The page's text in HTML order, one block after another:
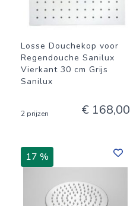
Losse Douchekop voor
Regendouche Sanilux
Vierkant 30 cm Grijs
Sanilux
2 prijzen € 168,00
17 %